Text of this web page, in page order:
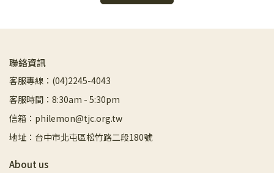
聯絡資訊
客服專線：(04)2245-4043
客服時間：8:30am - 5:30pm
信箱：philemon@tjc.org.tw
地址：台中市北屯區松竹路二段180號
About us